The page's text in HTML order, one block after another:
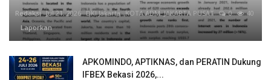
Redaksi Jul 21, 2026 DKI Jakarta KOTA ADM. JAKARTA PUSAT 0
40
Laporkan
APKOMINDO, APTIKNAS, dan PERATIN Dukung
IFBEX Bekasi 2026,...